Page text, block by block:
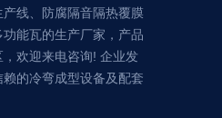
线、防腐隔音隔热覆膜
能瓦的生产厂家，产品
欢迎来电咨询! 企业发
的冷弯成型设备及配套